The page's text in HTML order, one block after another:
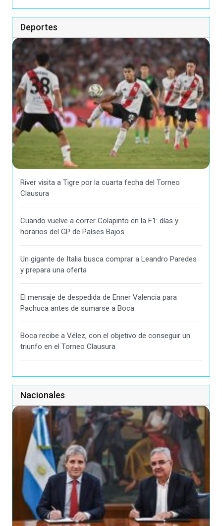
Deportes
River visita a Tigre por la cuarta fecha del Torneo
Clausura
Cuando vuelve a correr Colapinto en la F1: días y
horarios del GP de Países Bajos
Un gigante de Italia busca comprar a Leandro Paredes
y prepara una oferta
El mensaje de despedida de Enner Valencia para
Pachuca antes de sumarse a Boca
Boca recibe a Vélez, con el objetivo de conseguir un
triunfo en el Torneo Clausura
Nacionales